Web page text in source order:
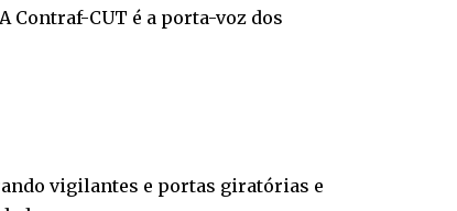
Contraf-CUT é a porta-voz dos
vigilantes e portas giratórias e